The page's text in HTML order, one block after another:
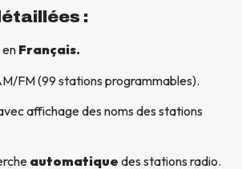
:
Français.
FM (99 stations programmables).
affichage des noms des stations
automatique des stations radio.